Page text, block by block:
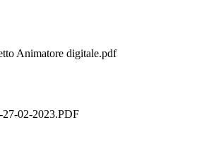
Animatore digitale.pdf
02-2023.PDF